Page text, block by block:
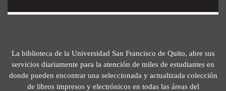
La biblioteca de la Universidad San Francisco de Quito, abre sus
servicios diariamente para la atención de miles de estudiantes en
donde pueden encontrar una seleccionada y actualizada colección
de libros impresos y electrónicos en todas las áreas del